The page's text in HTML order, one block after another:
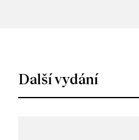
Další vydání